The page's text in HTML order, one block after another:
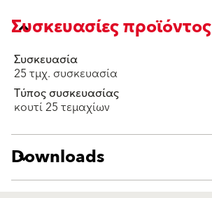
Συσκευασίες προϊόντος
Συσκευασία
25 τμχ. συσκευασία
Τύπος συσκευασίας
κουτί 25 τεμαχίων
Downloads